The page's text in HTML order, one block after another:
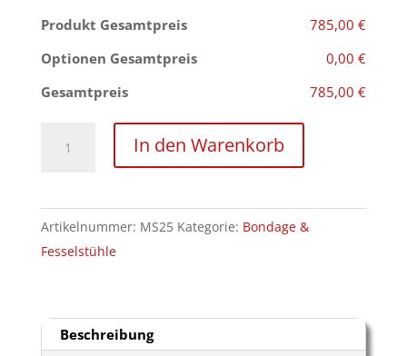
Produkt Gesamtpreis
785,00 €
Optionen Gesamtpreis
0,00 €
Gesamtpreis
785,00 €
Devotion
In den Warenkorb
Artikelnummer: MS25 Kategorie: Bondage &
Fesselstühle
Beschreibung